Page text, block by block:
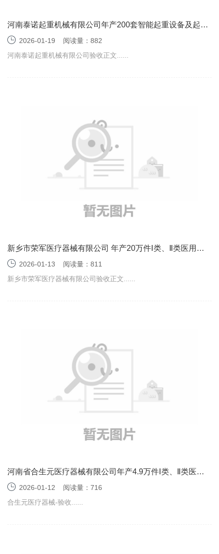
河南泰诺起重机械有限公司年产200套智能起重设备及起重
配件项目竣工环境保护验收监测报告表
2026-01-19
阅读量：882
河南泰诺起重机械有限公司验收正文......
新乡市荣军医疗器械有限公司 年产20万件Ⅰ类、Ⅱ类医用卫
生材料项目（一期） 竣工环境保护验收监测报告表
2026-01-13
阅读量：811
新乡市荣军医疗器械有限公司验收正文......
河南省合生元医疗器械有限公司年产4.9万件Ⅰ类、Ⅱ类医用
卫生材料项目（一期）竣工环境保护验收监测报告表
2026-01-12
阅读量：716
合生元医疗器械-验收......